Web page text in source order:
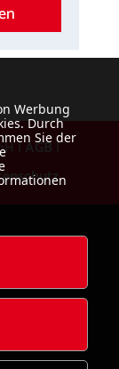
|AGB |
Werbung
Durch
Sie der